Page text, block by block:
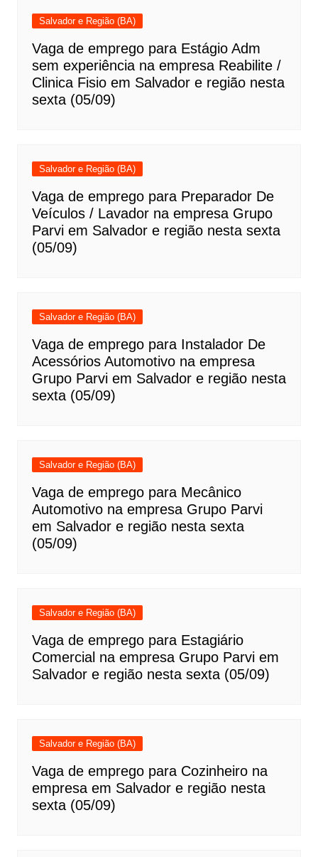
Salvador e Região (BA)
Vaga de emprego para Estágio Adm
sem experiência na empresa Reabilite /
Clinica Fisio em Salvador e região nesta
sexta (05/09)
Salvador e Região (BA)
Vaga de emprego para Preparador De
Veículos / Lavador na empresa Grupo
Parvi em Salvador e região nesta sexta
(05/09)
Salvador e Região (BA)
Vaga de emprego para Instalador De
Acessórios Automotivo na empresa
Grupo Parvi em Salvador e região nesta
sexta (05/09)
Salvador e Região (BA)
Vaga de emprego para Mecânico
Automotivo na empresa Grupo Parvi
em Salvador e região nesta sexta
(05/09)
Salvador e Região (BA)
Vaga de emprego para Estagiário
Comercial na empresa Grupo Parvi em
Salvador e região nesta sexta (05/09)
Salvador e Região (BA)
Vaga de emprego para Cozinheiro na
empresa em Salvador e região nesta
sexta (05/09)